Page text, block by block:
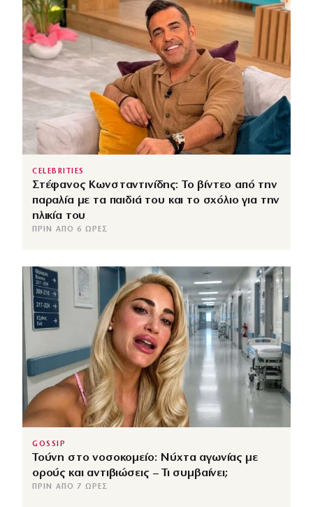
CELEBRITIES
Στέφανος Κωνσταντινίδης: Το βίντεο από την
παραλία με τα παιδιά του και το σχόλιο για την
ηλικία του
ΠΡΙΝ ΑΠΌ 6 ΏΡΕΣ
GOSSIP
Τούνη στο νοσοκομείο: Νύχτα αγωνίας με
ορούς και αντιβιώσεις – Τι συμβαίνει;
ΠΡΙΝ ΑΠΌ 7 ΏΡΕΣ